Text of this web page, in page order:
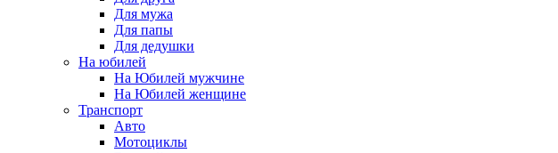
Для мужа
Для папы
Для дедушки
На юбилей
На Юбилей мужчине
На Юбилей женщине
Транспорт
Авто
Мотоциклы